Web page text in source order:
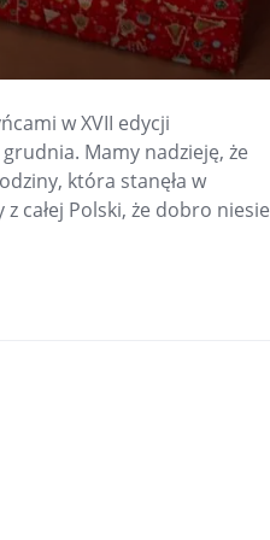
w XVII edycji
grudnia. Mamy nadzieję, że
która stanęła w
całej Polski, że dobro niesie